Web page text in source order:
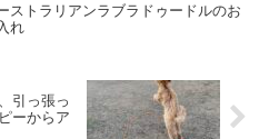
ストラリアンラブラドゥードルのお
れ
引っ張っ
ーからア